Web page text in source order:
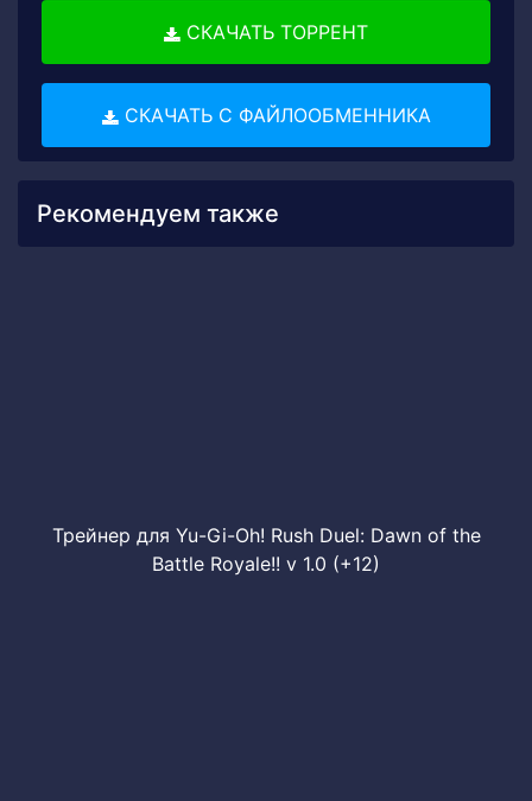
СКАЧАТЬ ТОРРЕНТ
СКАЧАТЬ С ФАЙЛООБМЕННИКА
Рекомендуем также
Трейнер для Yu-Gi-Oh! Rush Duel: Dawn of the
Battle Royale!! v 1.0 (+12)